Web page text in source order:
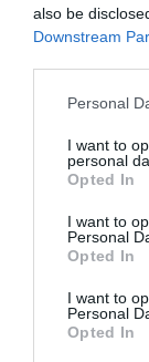
also be
Downstream
Personal
I want to
personal
Opted In
I want to
Personal
Opted In
I want to
Personal
Opted In
ser